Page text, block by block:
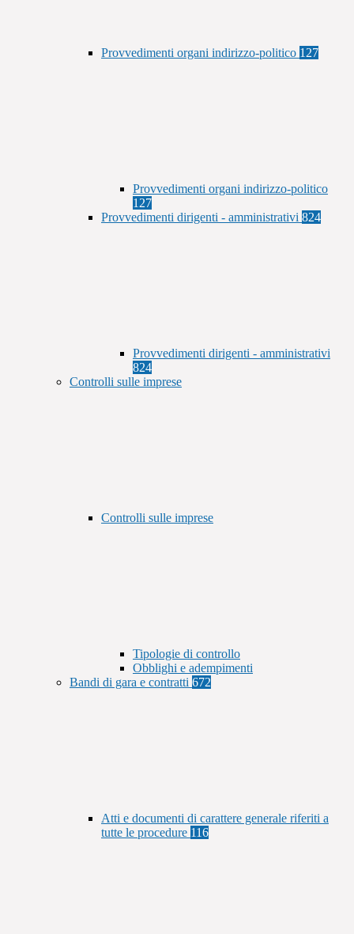
Provvedimenti organi indirizzo-politico 127
Provvedimenti organi indirizzo-politico
127
Provvedimenti dirigenti - amministrativi 824
Provvedimenti dirigenti - amministrativi
824
Controlli sulle imprese
Controlli sulle imprese
Tipologie di controllo
Obblighi e adempimenti
Bandi di gara e contratti 672
Atti e documenti di carattere generale riferiti a
tutte le procedure 116